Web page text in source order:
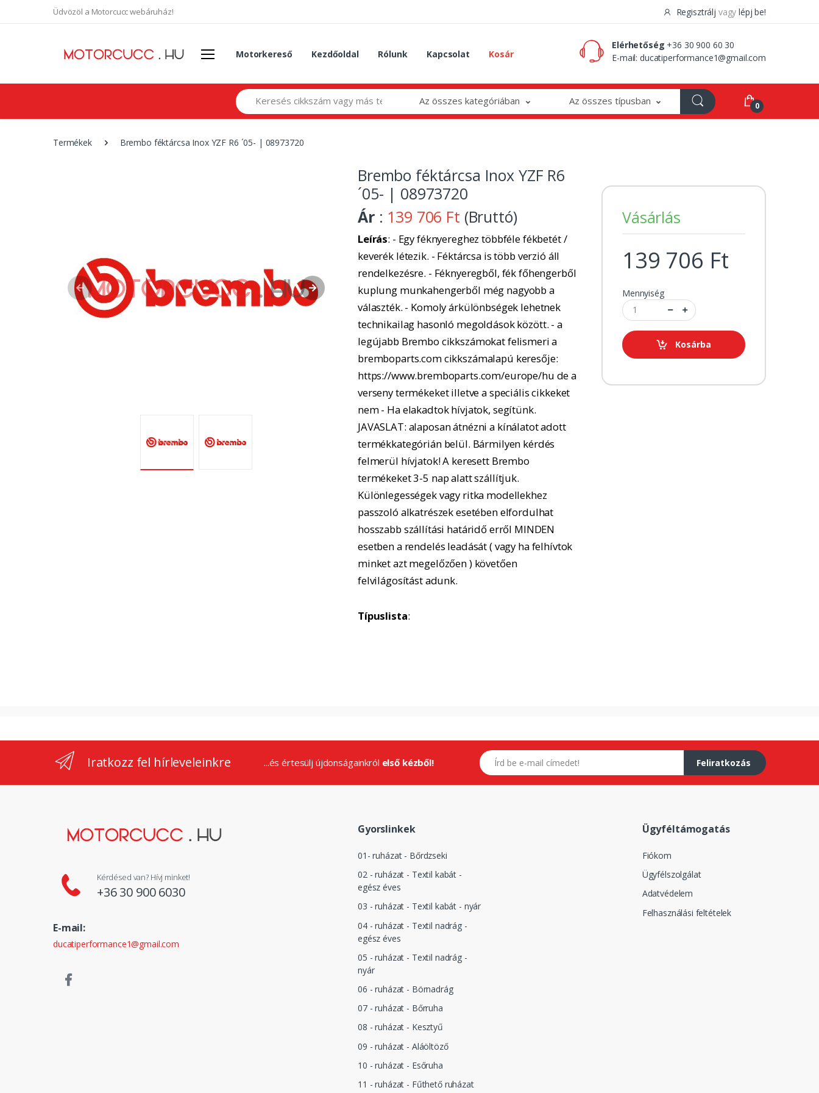
Üdvözöl a Motorcucc webáruház! Regisztrálj vagy lépj be!
Motorkereső Kezdőoldal Rólunk Kapcsolat Kosár
Elérhetőség +36 30 900 60 30
E-mail:ducatiperformance1@gmail.com
Search Az összes kategóriában Az összes típusban 0
Termékek Brembo féktárcsa Inox YZF R6 ´05- | 08973720
Brembo féktárcsa Inox YZF R6
´05- | 08973720
Ár : 139 706 Ft (Bruttó)
Leírás: - Egy féknyereghez többféle fékbetét /
keverék létezik. - Féktárcsa is több verzió áll
rendelkezésre. - Féknyeregből, fék főhengerből
kuplung munkahengerből még nagyobb a
választék. - Komoly árkülönbségek lehetnek
technikailag hasonló megoldások között. - a
legújabb Brembo cikkszámokat felismeri a
bremboparts.com cikkszámalapú keresője:
https://www.bremboparts.com/europe/hu de a
verseny termékeket illetve a speciális cikkeket
nem - Ha elakadtok hívjatok, segítünk.
JAVASLAT: alaposan átnézni a kínálatot adott
termékkategórián belül. Bármilyen kérdés
felmerül hívjatok! A keresett Brembo
termékeket 3-5 nap alatt szállítjuk.
Különlegességek vagy ritka modellekhez
passzoló alkatrészek esetében elfordulhat
hosszabb szállítási határidő erről MINDEN
esetben a rendelés leadását ( vagy ha felhívtok
minket azt megelőzően ) követően
felvilágosítást adunk.
Típuslista:
Vásárlás
139 706 Ft
Mennyiség
Kosárba
Iratkozz fel hírleveleinkre ...és értesülj újdonságainkról első kézből!
E-mail címed
Feliratkozás
Kérdésed van? Hívj minket!
+36 30 900 6030
E-mail:
ducatiperformance1@gmail.com
Gyorslinkek
01- ruházat - Bőrdzseki
02 - ruházat - Textil kabát -
egész éves
03 - ruházat - Textil kabát - nyár
04 - ruházat - Textil nadrág -
egész éves
05 - ruházat - Textil nadrág -
nyár
06 - ruházat - Börnadrág
07 - ruházat - Bőrruha
08 - ruházat - Kesztyű
09 - ruházat - Aláöltöző
10 - ruházat - Esőruha
11 - ruházat - Fűthető ruházat
Ügyféltámogatás
Fiókom
Ügyfélszolgálat
Adatvédelem
Felhasználási feltételek